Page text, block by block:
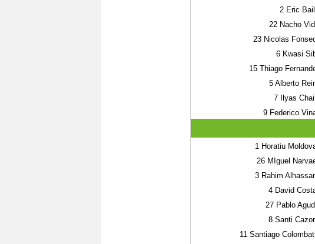
2Eric
22Nacho
23Nicolas
6Kwasi
15Thiago
5Alberto
7Ilyas
9Federico
1Horatiu
26MIguel
3Rahim
4David
27Pablo
8Santi
11Santiago